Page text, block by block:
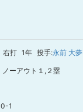
右打 1年 投手:永前 大夢
ノーアウト１,２塁
0-1